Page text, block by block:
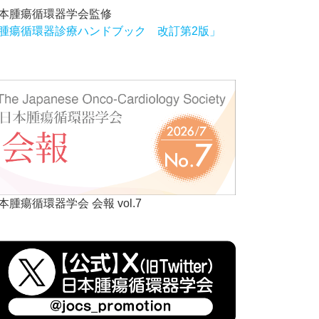
腫瘍循環器学会監修
腫瘍循環器診療ハンドブック 改訂第2版」
腫瘍循環器学会 会報 vol.7